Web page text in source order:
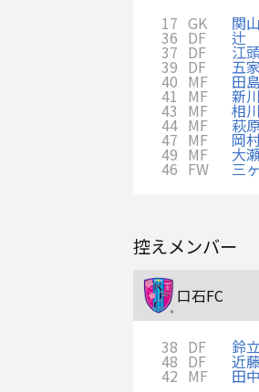
17 GK 関
36 DF 辻
37 DF 江
39 DF 五
40 MF 田
41 MF 新
43 MF 相
44 MF 萩
47 MF 岡
49 MF 大
46 FW 三
控えメンバー
口石FC
38 DF 鈴
48 DF 近
42 MF 田